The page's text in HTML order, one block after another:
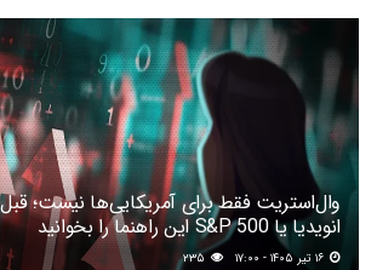
وال‌استریت فقط برای آمریکایی‌ها نیست؛ قبل
انویدیا یا S&P 500 این راهنما را بخوانید
۲۳۵